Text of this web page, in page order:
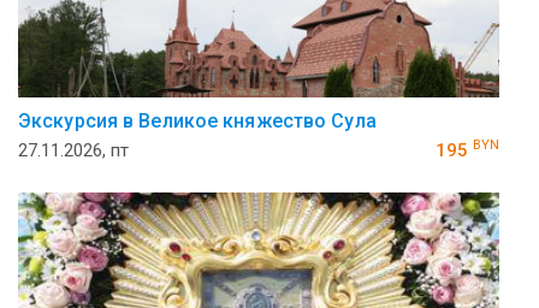
Экскурсия в Великое княжество Сула
27.11.2026, пт 195 BYN